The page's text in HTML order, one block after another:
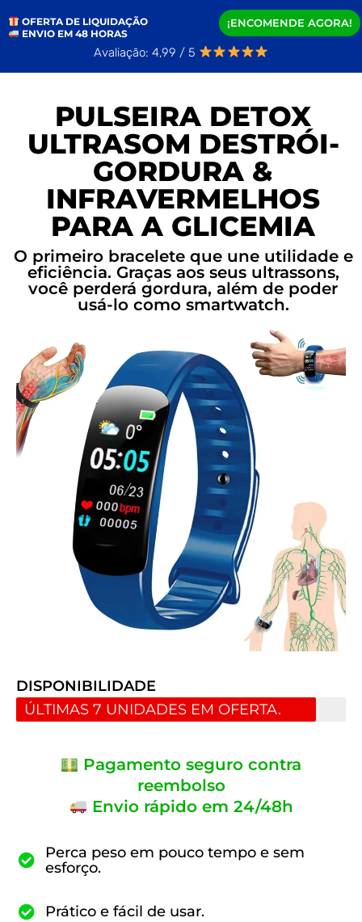
OFERTA DE LIQUIDAÇÃO
ENVIO EM 48 HORAS
¡ENCOMENDE AGORA!
Avaliação: 4,99 / 5
PULSEIRA DETOX
ULTRASOM DESTRÓI-
GORDURA &
INFRAVERMELHOS
PARA A GLICEMIA
O primeiro bracelete que une utilidade e
eficiência. Graças aos seus ultrassons,
você perderá gordura, além de poder
usá-lo como smartwatch.
DISPONIBILIDADE
ÚLTIMAS 7 UNIDADES EM OFERTA.
Pagamento seguro contra
reembolso
Envio rápido em 24/48h
Perca peso em pouco tempo e sem
esforço.
Prático e fácil de usar.